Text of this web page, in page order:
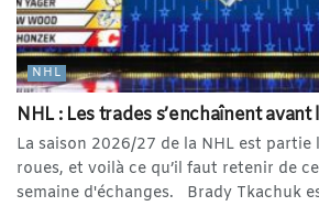
NHL
NHL : Les trades s’enchaînent avant
La saison 2026/27 de la NHL est partie
roues, et voilà ce qu’il faut retenir de
semaine d'échanges. Brady Tkachuk